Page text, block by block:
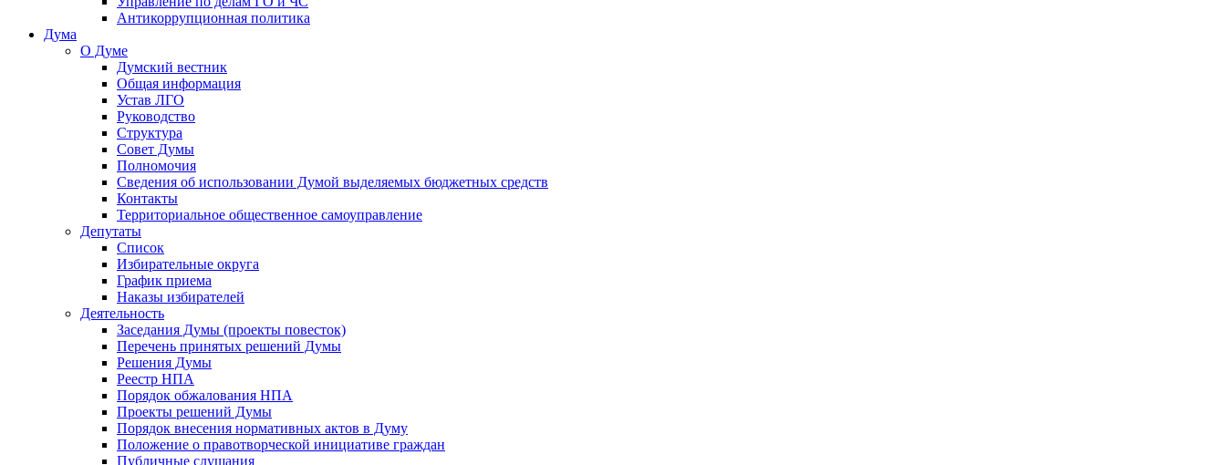
Антикоррупционная политика
Дума
О Думе
Думский вестник
Общая информация
Устав ЛГО
Руководство
Структура
Совет Думы
Полномочия
Сведения об использовании Думой выделяемых бюджетных средств
Контакты
Территориальное общественное самоуправление
Депутаты
Список
Избирательные округа
График приема
Наказы избирателей
Деятельность
Заседания Думы (проекты повесток)
Перечень принятых решений Думы
Решения Думы
Реестр НПА
Порядок обжалования НПА
Проекты решений Думы
Порядок внесения нормативных актов в Думу
Положение о правотворческой инициативе граждан
Публичные слушания